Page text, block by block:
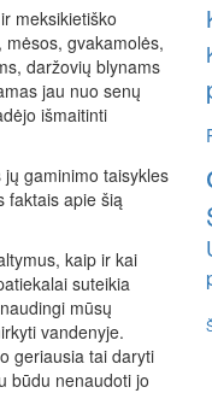
meksikietiško
gvakamolės,
daržovių blynams
jau nuo senų
išmaitinti
gaminimo taisykles
faktais apie šią
kaip ir kai
suteikia
mūsų
vandenyje.
geriausia tai daryti
būdu nenaudoti jo